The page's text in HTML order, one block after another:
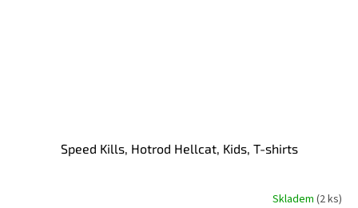
Speed Kills, Hotrod Hellcat, Kids, T-shirts
Skladem (2 ks)